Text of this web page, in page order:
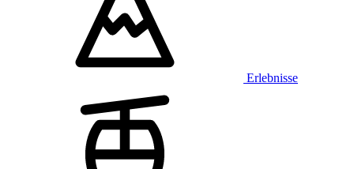
Erlebnisse